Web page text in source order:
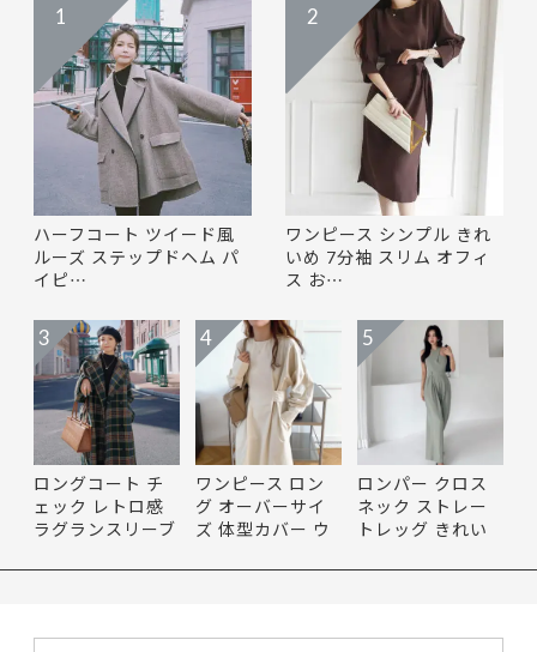
ハーフコート ツイード風
ルーズ ステップドヘム パ
イピ…
1
ワンピース シンプル きれ
いめ 7分袖 スリム オフィ
ス お…
2
ロングコート チ
ェック レトロ感
ラグランスリーブ
3
ワンピース ロン
グ オーバーサイ
ズ 体型カバー ウ
4
ロンパー クロス
ネック ストレー
トレッグ きれい
5